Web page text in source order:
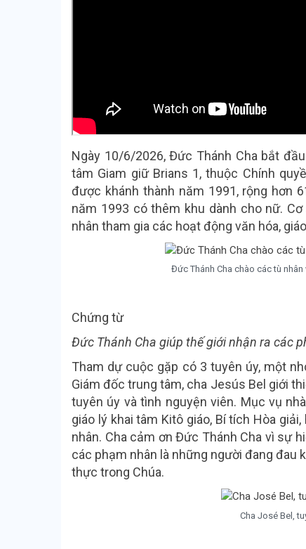
Ngày 10/6/2026, Đức Thánh Cha bắt
tâm Giam giữ Brians 1, thuộc Chính
được khánh thành năm 1991, rộng hơn
năm 1993 có thêm khu dành cho nữ.
nhân tham gia các hoạt động văn hóa,
Đức Thánh Cha chào các tù
Chứng từ
Đức Thánh Cha giúp thế giới nhận ra các
Tham dự cuộc gặp có 3 tuyên úy, một
Giám đốc trung tâm, cha Jesús Bel giới
tuyên úy và tình nguyện viên. Mục vụ
giáo lý khai tâm Kitô giáo, Bí tích Hòa
nhân. Cha cảm ơn Đức Thánh Cha vì sự
các phạm nhân là những người đang đau
thực trong Chúa.
Cha José Bel,